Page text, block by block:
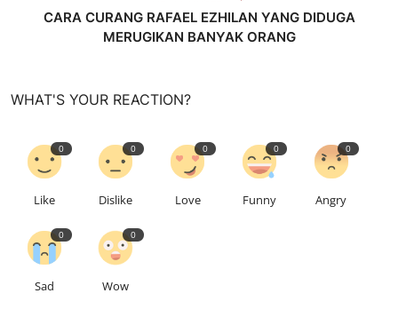
CARA CURANG RAFAEL EZHILAN YANG DIDUGA
MERUGIKAN BANYAK ORANG
WHAT'S YOUR REACTION?
0
Like
0
Dislike
0
Love
0
Funny
0
Angry
0
Sad
0
Wow